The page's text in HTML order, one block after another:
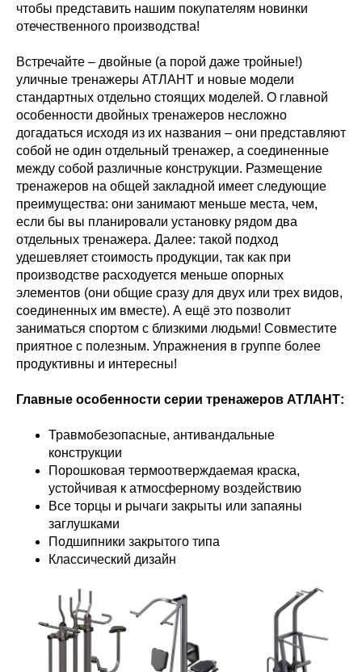
чтобы представить нашим покупателям новинки
отечественного производства!
Встречайте – двойные (а порой даже тройные!)
уличные тренажеры АТЛАНТ и новые модели
стандартных отдельно стоящих моделей. О главной
особенности двойных тренажеров несложно
догадаться исходя из их названия – они представляют
собой не один отдельный тренажер, а соединенные
между собой различные конструкции. Размещение
тренажеров на общей закладной имеет следующие
преимущества: они занимают меньше места, чем,
если бы вы планировали установку рядом два
отдельных тренажера. Далее: такой подход
удешевляет стоимость продукции, так как при
производстве расходуется меньше опорных
элементов (они общие сразу для двух или трех видов,
соединенных им вместе). А ещё это позволит
заниматься спортом с близкими людьми! Совместите
приятное с полезным. Упражнения в группе более
продуктивны и интересны!
Главные особенности серии тренажеров АТЛАНТ:
Травмобезопасные, антивандальные
конструкции
Порошковая термоотверждаемая краска,
устойчивая к атмосферному воздействию
Все торцы и рычаги закрыты или запаяны
заглушками
Подшипники закрытого типа
Классический дизайн